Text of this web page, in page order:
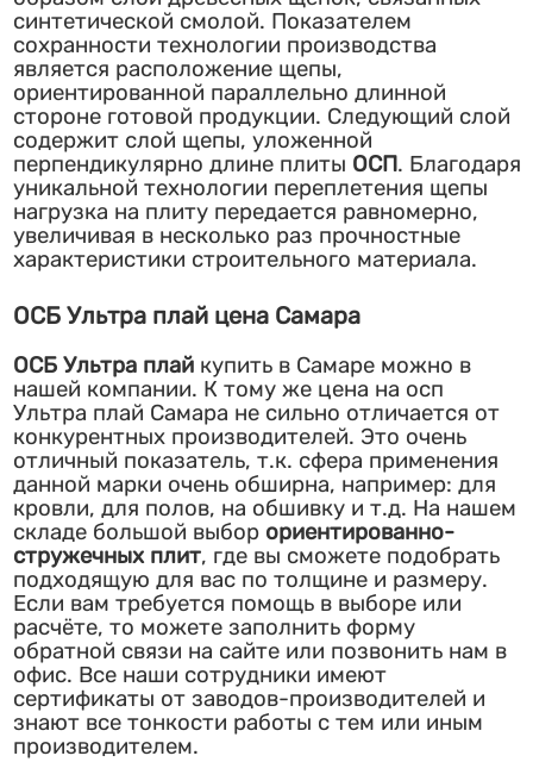
синтетической смолой. Показателем
сохранности технологии производства
является расположение щепы,
ориентированной параллельно длинной
стороне готовой продукции. Следующий слой
содержит слой щепы, уложенной
перпендикулярно длине плиты ОСП. Благодаря
уникальной технологии переплетения щепы
нагрузка на плиту передается равномерно,
увеличивая в несколько раз прочностные
характеристики строительного материала.
ОСБ Ультра плай цена Самара
ОСБ Ультра плайкупить в Самаре можно в
нашей компании. К тому же цена на осп
Ультра плай Самара не сильно отличается от
конкурентных производителей. Это очень
отличный показатель, т.к. сфера применения
данной марки очень обширна, например: для
кровли, для полов, на обшивку и т.д. На нашем
складе большой выбор ориентированно-
стружечных плит, где вы сможете подобрать
подходящую для вас по толщине и размеру.
Если вам требуется помощь в выборе или
расчёте, то можете заполнить форму
обратной связи на сайте или позвонить нам в
офис. Все наши сотрудники имеют
сертификаты от заводов-производителей и
знают все тонкости работы с тем или иным
производителем.